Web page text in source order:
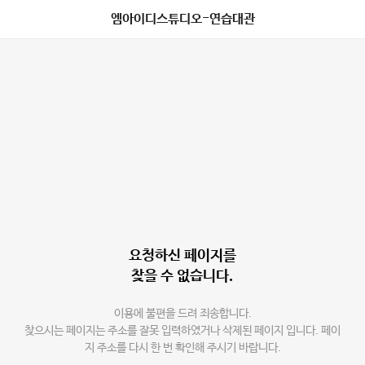
엠아이디스튜디오-연습대관
요청하신 페이지를
찾을 수 없습니다.
이용에 불편을 드려 죄송합니다.
찾으시는 페이지는 주소를 잘못 입력하였거나 삭제된 페이지 입니다. 페이
지 주소를 다시 한 번 확인해 주시기 바랍니다.